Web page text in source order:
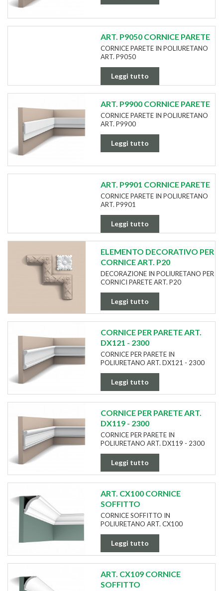
ART. P9050 CORNICE PARETE
CORNICE PARETE IN POLIURETANO
ART. P9050
Leggi tutto
ART. P9900 CORNICE PARETE
CORNICE PARETE IN POLIURETANO
ART. P9900
Leggi tutto
ART. P9901 CORNICE PARETE
CORNICE PARETE IN POLIURETANO
ART. P9901
Leggi tutto
ELEMENTO DECORATIVO PER
CORNICE ART. P20
DECORAZIONE IN POLIURETANO PER
CORNICI PARETE ART. P20
Leggi tutto
CORNICE PER PARETE ART.
DX121 - 2300
CORNICE PER PARETE IN
POLIURETANO ART. DX121 - 2300
Leggi tutto
CORNICE PER PARETE ART.
DX119 - 2300
CORNICE PER PARETE IN
POLIURETANO ART. DX119 - 2300
Leggi tutto
ART. CX100 CORNICE
SOFFITTO
CORNICE SOFFITTO IN
POLIURETANO ART. CX100
Leggi tutto
ART. CX109 CORNICE
SOFFITTO